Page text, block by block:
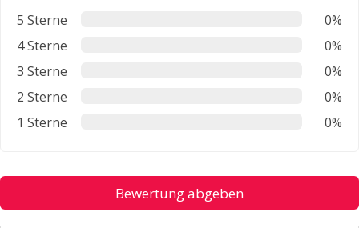
5 Sterne
0%
4 Sterne
0%
3 Sterne
0%
2 Sterne
0%
1 Sterne
0%
Bewertung abgeben